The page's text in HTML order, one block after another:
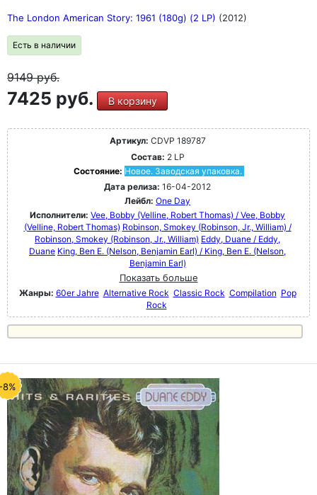
The London American Story: 1961 (180g) (2 LP) (2012)
Есть в наличии
9149руб.
7425 руб. В корзину
Артикул: CDVP 189787
Состав: 2 LP
Состояние: Новое. Заводская упаковка.
Дата релиза: 16-04-2012
Лейбл: One Day
Исполнители: Vee, Bobby (Velline, Robert Thomas) / Vee, Bobby
(Velline, Robert Thomas) Robinson, Smokey (Robinson, Jr., William) /
Robinson, Smokey (Robinson, Jr., William) Eddy, Duane / Eddy,
Duane King, Ben E. (Nelson, Benjamin Earl) / King, Ben E. (Nelson,
Benjamin Earl)
Показать больше
Жанры: 60er Jahre Alternative Rock Classic Rock Compilation Pop
Rock
8%